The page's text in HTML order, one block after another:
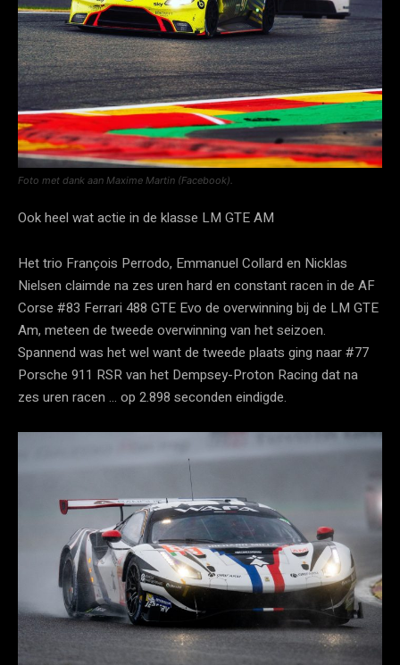
Foto met dank aan Maxime Martin (Facebook).
Ook heel wat actie in de klasse LM GTE AM
Het trio François Perrodo, Emmanuel Collard en Nicklas
Nielsen claimde na zes uren hard en constant racen in de AF
Corse #83 Ferrari 488 GTE Evo de overwinning bij de LM GTE
Am, meteen de tweede overwinning van het seizoen.
Spannend was het wel want de tweede plaats ging naar #77
Porsche 911 RSR van het Dempsey-Proton Racing dat na
zes uren racen … op 2.898 seconden eindigde.